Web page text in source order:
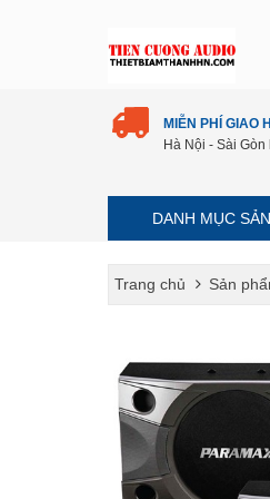
MIỄN PHÍ GIAO
Hà Nội - Sài
DANH MỤC
Trang chủ Sản